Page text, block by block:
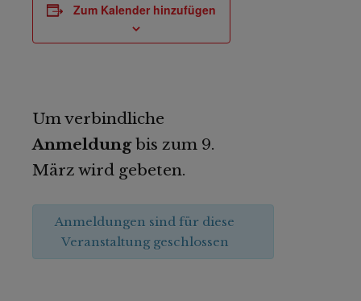
Zum Kalender hinzufügen
Um verbindliche
Anmeldungbis zum 9.
März wird gebeten.
Anmeldungen sind für diese
Veranstaltung geschlossen